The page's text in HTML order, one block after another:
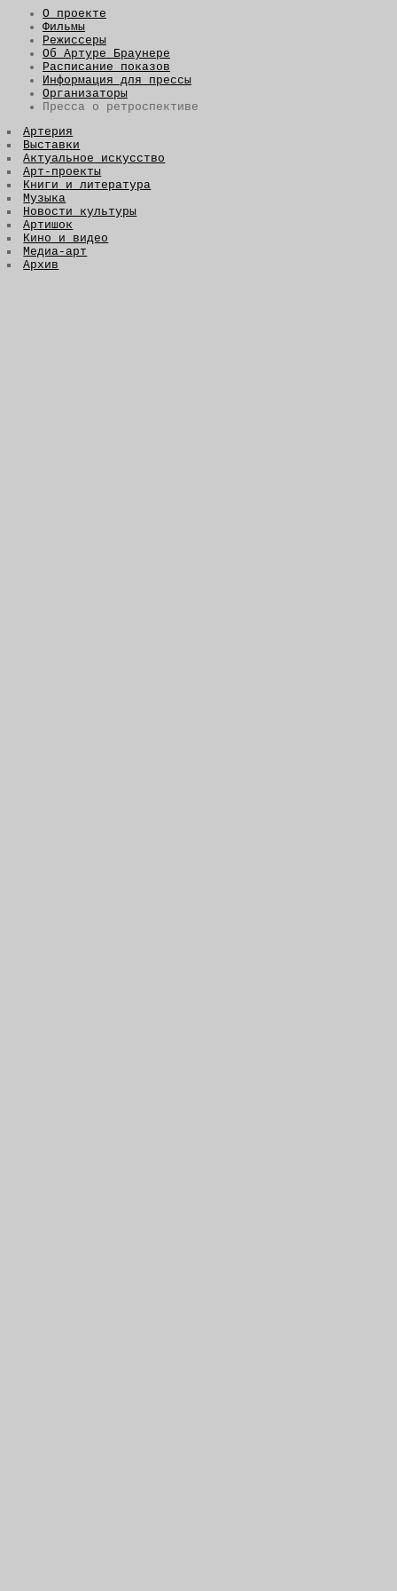
О проекте
Фильмы
Режиссеры
Об Артуре Браунере
Расписание показов
Информация для прессы
Организаторы
Пресса о ретроспективе
Артерия
Выставки
Актуальное искусство
Арт-проекты
Книги и литература
Музыка
Новости культуры
Артишок
Кино и видео
Медиа-арт
Архив